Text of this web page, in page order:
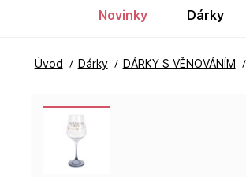
Úvod Dárky DÁRKY S VĚNOVÁNÍM
novinky dárky